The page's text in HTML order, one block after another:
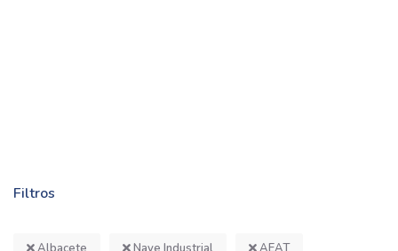
Filtros